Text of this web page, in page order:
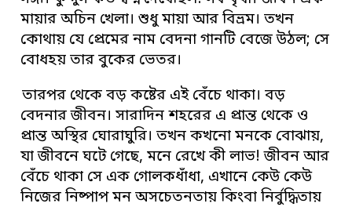
মায়ার অচিন খেলা। শুধু মায়া আর বিভ্রম। তখন
কোথায় যে প্রেমের নাম বেদনা গানটি বেজে উঠল; সে
বোধহয় তার বুকের ভেতর।
তারপর থেকে বড় কষ্টের এই বেঁচে থাকা। বড়
বেদনার জীবন। সারাদিন শহরের এ প্রান্ত থেকে ও
প্রান্ত অস্থির ঘোরাঘুরি। তখন কখনো মনকে বোঝায়,
যা জীবনে ঘটে গেছে, মনে রেখে কী লাভ! জীবন আর
বেঁচে থাকা সে এক গোলকধাঁধা, এখানে কেউ কেউ
নিজের নিষ্পাপ মন অসচেতনতায় কিংবা নির্বুদ্ধিতায়